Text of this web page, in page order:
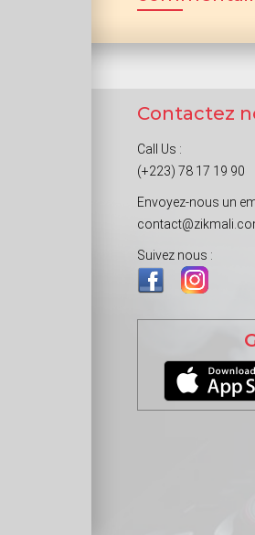
Contactez
Call Us :
(+223) 78 17 19 90
Envoyez-nous un
Suivez nous :